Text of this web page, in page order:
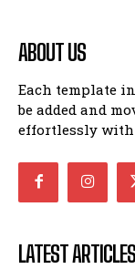
ABOUT US
Each template
be added and
effortlessly with
LATEST ARTICLES